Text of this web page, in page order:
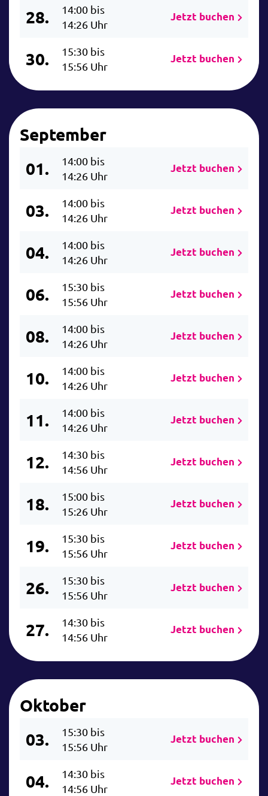
28.
14:00 bis
14:26 Uhr
Jetzt buchen
30.
15:30 bis
15:56 Uhr
Jetzt buchen
September
01.
14:00 bis
14:26 Uhr
Jetzt buchen
03.
14:00 bis
14:26 Uhr
Jetzt buchen
04.
14:00 bis
14:26 Uhr
Jetzt buchen
06.
15:30 bis
15:56 Uhr
Jetzt buchen
08.
14:00 bis
14:26 Uhr
Jetzt buchen
10.
14:00 bis
14:26 Uhr
Jetzt buchen
11.
14:00 bis
14:26 Uhr
Jetzt buchen
12.
14:30 bis
14:56 Uhr
Jetzt buchen
18.
15:00 bis
15:26 Uhr
Jetzt buchen
19.
15:30 bis
15:56 Uhr
Jetzt buchen
26.
15:30 bis
15:56 Uhr
Jetzt buchen
27.
14:30 bis
14:56 Uhr
Jetzt buchen
Oktober
03.
15:30 bis
15:56 Uhr
Jetzt buchen
04.
14:30 bis
14:56 Uhr
Jetzt buchen